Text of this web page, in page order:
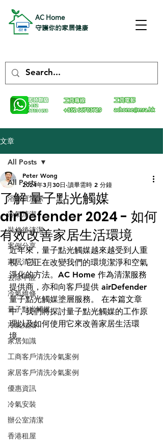
AC Home
守護你的家居健康
文章
All Posts
浴室寶清潔
冷氣清潔
裝修後清潔
案例分享
家居清潔
去除甲醛
冷氣維修
量子點光觸媒
冷氣知識
家居知識
工商客戶清洗冷氣案例
家居客戶清洗冷氣案例
優惠資訊
冷氣安裝
辦公室清潔
香港租屋
All Posts
了解 量子點光觸媒
airDefender 2024 - 如何
有效改善家居生活環境
Peter Wong
2024年3月30日 讀畢需時 2 分鐘
近年來，量子點光觸媒越來越受到人重
視，它正在改變我們的環境潔淨和空氣
淨化的方法。AC Home 作為清潔服務
提供商，亦和向客戶提供 airDefender
量子點光觸媒塗層服務。 在本篇文章
中，我們將探討量子點光觸媒的工作原
理以及如何使用它來改善家居生活環
境。